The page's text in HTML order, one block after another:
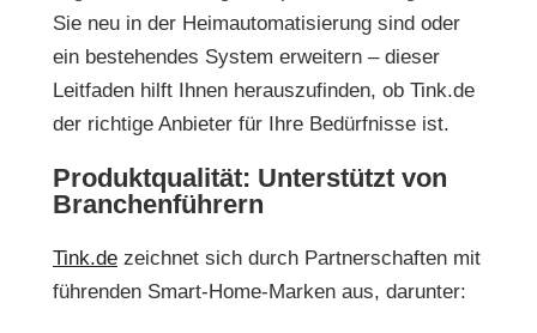
Sie neu in der Heimautomatisierung sind oder
ein bestehendes System erweitern – dieser
Leitfaden hilft Ihnen herauszufinden, ob Tink.de
der richtige Anbieter für Ihre Bedürfnisse ist.
Produktqualität: Unterstützt von
Branchenführern
Tink.de zeichnet sich durch Partnerschaften mit
führenden Smart-Home-Marken aus, darunter: